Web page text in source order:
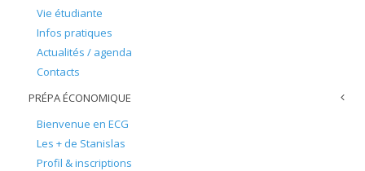
Vie étudiante
Infos pratiques
Actualités / agenda
Contacts
PRÉPA ÉCONOMIQUE
Bienvenue en ECG
Les + de Stanislas
Profil & inscriptions